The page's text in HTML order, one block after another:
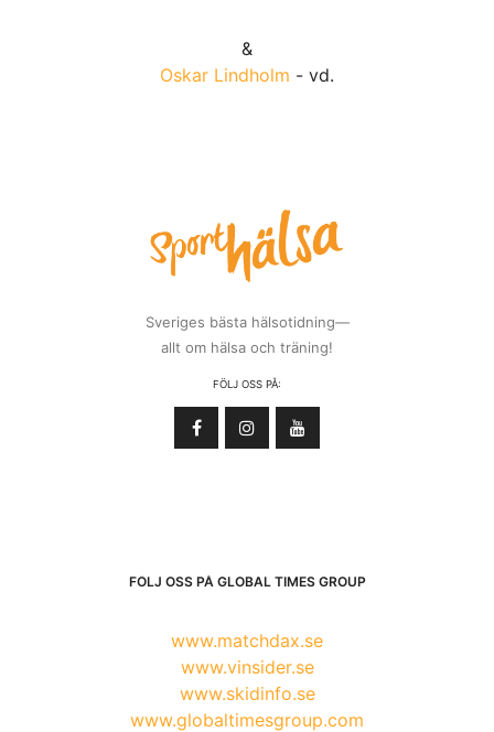
&
Oskar Lindholm - vd.
Sveriges bästa hälsotidning—
allt om hälsa och träning!
FÖLJ OSS PÅ:
FÖLJ OSS PÅ GLOBAL TIMES GROUP
www.matchdax.se
www.vinsider.se
www.skidinfo.se
www.globaltimesgroup.com